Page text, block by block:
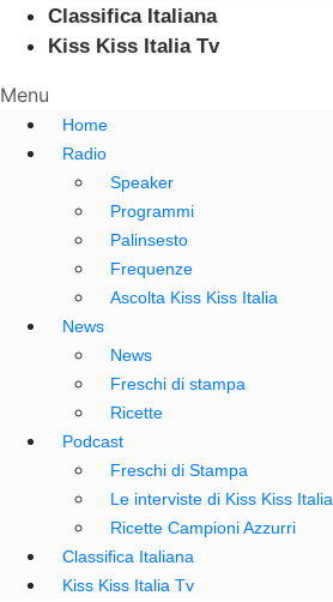
Classifica Italiana
Kiss Kiss Italia Tv
Menu
Home
Radio
Speaker
Programmi
Palinsesto
Frequenze
Ascolta Kiss Kiss Italia
News
News
Freschi di stampa
Ricette
Podcast
Freschi di Stampa
Le interviste di Kiss Kiss Italia
Ricette Campioni Azzurri
Classifica Italiana
Kiss Kiss Italia Tv